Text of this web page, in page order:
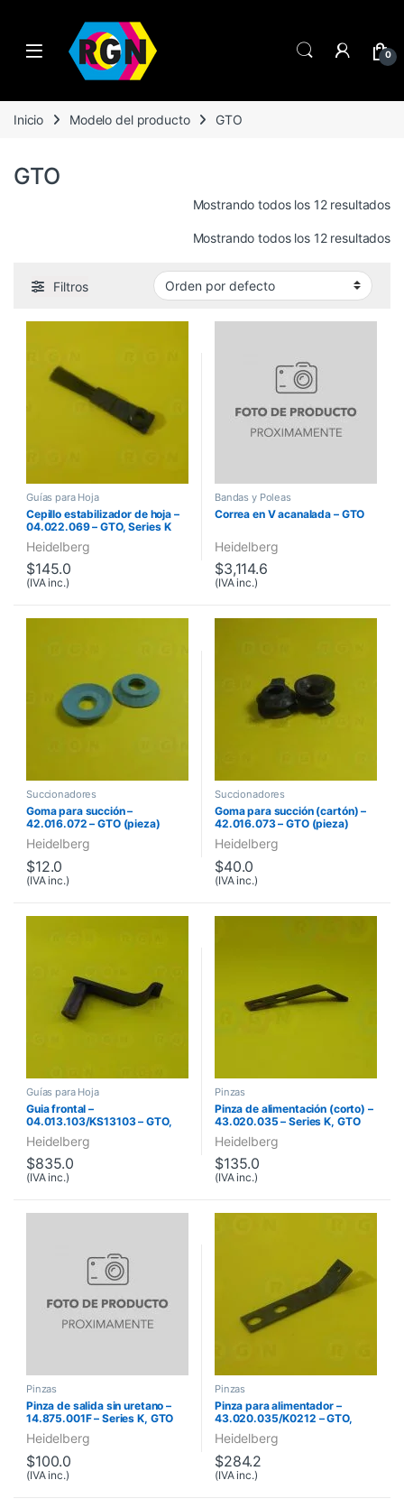
Open 0
Inicio Modelo del producto GTO
GTO
Mostrando todos los 12 resultados
Mostrando todos los 12 resultados
Filtros
Guías para Hoja
Cepillo estabilizador de hoja –
04.022.069 – GTO, Series K
Heidelberg
$145.0
(IVA inc.)
Bandas y Poleas
Correa en V acanalada – GTO
Heidelberg
$3,114.6
(IVA inc.)
Succionadores
Goma para succión –
42.016.072 – GTO (pieza)
Heidelberg
$12.0
(IVA inc.)
Succionadores
Goma para succión (cartón) –
42.016.073 – GTO (pieza)
Heidelberg
$40.0
(IVA inc.)
Guías para Hoja
Guia frontal –
04.013.103/KS13103 – GTO,
Series K
Heidelberg
$835.0
(IVA inc.)
Pinzas
Pinza de alimentación (corto) –
43.020.035 – Series K, GTO
Heidelberg
$135.0
(IVA inc.)
Pinzas
Pinza de salida sin uretano –
14.875.001F – Series K, GTO
Heidelberg
$100.0
(IVA inc.)
Pinzas
Pinza para alimentador –
43.020.035/K0212 – GTO,
Series K
Heidelberg
$284.2
(IVA inc.)